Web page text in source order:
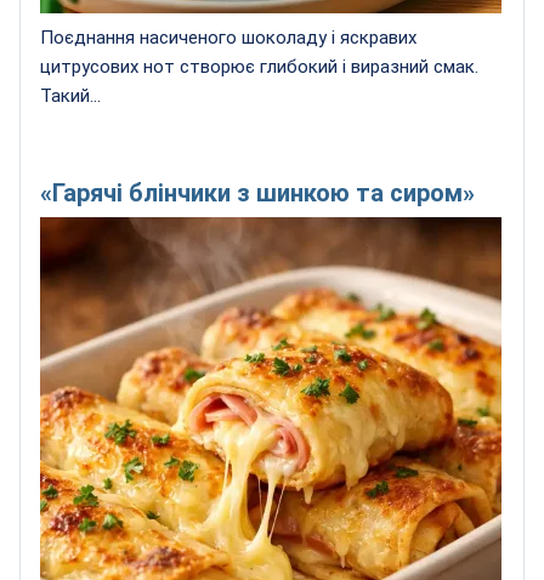
Поєднання насиченого шоколаду і яскравих
цитрусових нот створює глибокий і виразний смак.
Такий...
«Гарячі блінчики з шинкою та сиром»